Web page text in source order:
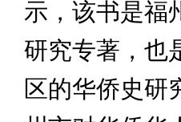
示，该书是福
研究专著，也
区的华侨史研